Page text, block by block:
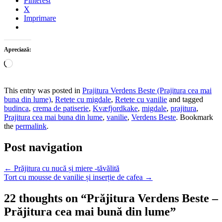
X
Imprimare
Apreciază:
Încarc...
This entry was posted in Prajitura Verdens Beste (Prajitura cea mai
buna din lume), Retete cu migdale, Retete cu vanilie and tagged
budinca, crema de patiserie, Kvæfjordkake, migdale, prajitura,
Prajitura cea mai buna din lume, vanilie, Verdens Beste. Bookmark
the permalink.
Post navigation
← Prăjitura cu nucă și miere -tăvălită
Tort cu mousse de vanilie și inserție de cafea →
22 thoughts on “Prăjitura Verdens Beste –
Prăjitura cea mai bună din lume”